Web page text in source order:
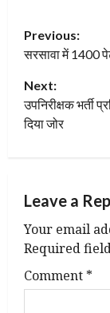
P
o
s
t
a
v
i
g
Previous:
सरसावा में 1400
Next:
उपनिरीक्षक भर्ती
दिया जोर
Leave a
Your email
Required
Comment *